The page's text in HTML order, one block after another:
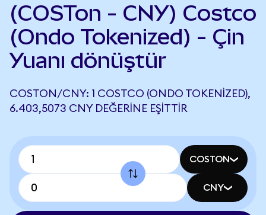
(COSTon - CNY) Costco
(Ondo Tokenized) - Çin
Yuanı dönüştür
COSTON/CNY: 1 COSTCO (ONDO TOKENIZED),
6.403,5073 CNY DEĞERINE EŞITTIR
COSTON
CNY